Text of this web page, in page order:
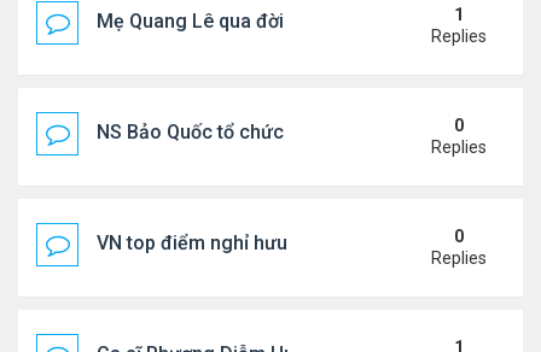
Mẹ Quang Lê qua đời sau 2 năm đột quỵ. 1
Replies
NS Bảo Quốc tổ chức sn cho bà xã
0
Replies
VN top điểm nghỉ hưu lý tưởng cho người Mỹ
0
Replies
1